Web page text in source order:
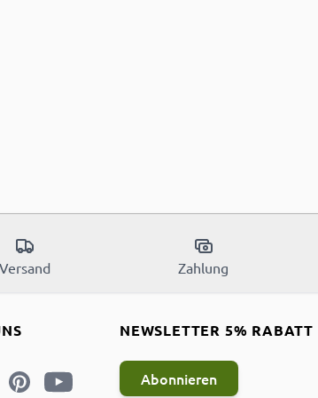
Versand Zahlung
NEWSLETTER 5% RABATT
Abonnieren